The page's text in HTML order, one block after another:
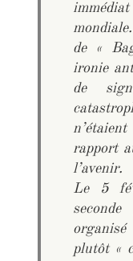
de «
ironie
de
rapport
l’avenir.
Le 5
plutôt «